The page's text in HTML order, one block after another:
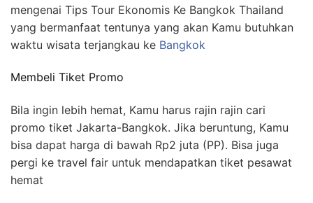
mengenai Tips Tour Ekonomis Ke Bangkok Thailand
yang bermanfaat tentunya yang akan Kamu butuhkan
waktu wisata terjangkau ke Bangkok
Membeli Tiket Promo
Bila ingin lebih hemat, Kamu harus rajin rajin cari
promo tiket Jakarta-Bangkok. Jika beruntung, Kamu
bisa dapat harga di bawah Rp2 juta (PP). Bisa juga
pergi ke travel fair untuk mendapatkan tiket pesawat
hemat